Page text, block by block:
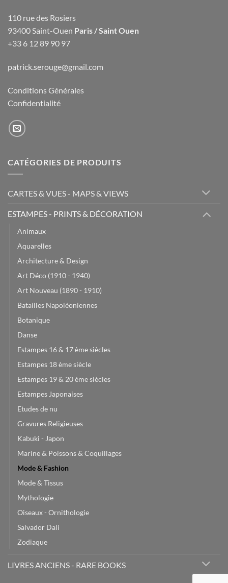
110 rue des Rosiers
93400 Saint-Ouen Paris / Saint Ouen
+33 6 12 89 90 97
patrick.serouge@gmail.com
Conditions Générales
Confidentialité
CATÉGORIES DE PRODUITS
CARTES & VUES - MAPS & VIEWS
ESTAMPES - PRINTS & DÉCORATION
Animaux
Aquarelles
Architecture & Design
Art Déco (1910 - 1940)
Art Nouveau (1890 - 1910)
Batailles Napoléoniennes
Botanique
Danse
Estampes 16 & 17 ème siècles
Estampes 18 ème siècle
Estampes 19 & 20 ème siècles
Estampes Japonaises
Etudes de nu
Gravures Religieuses
Kabuki - Japon
Marine & Poissons & Coquillages
Mode & Fashion
Mode & Tissus
Mythologie
Oiseaux - Ornithologie
Salvador Dali
Zodiaque
LIVRES ANCIENS - RARE BOOKS